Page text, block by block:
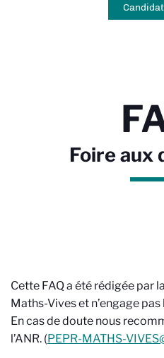
Foire aux
Cette FAQ a été rédigée par
Maths-Vives et n’engage
En cas de doute nous
l’ANR. (PEPR-MATHS-